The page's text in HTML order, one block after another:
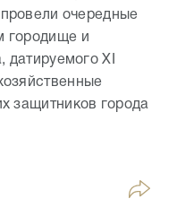
очередные
городище и
XI
защитников города